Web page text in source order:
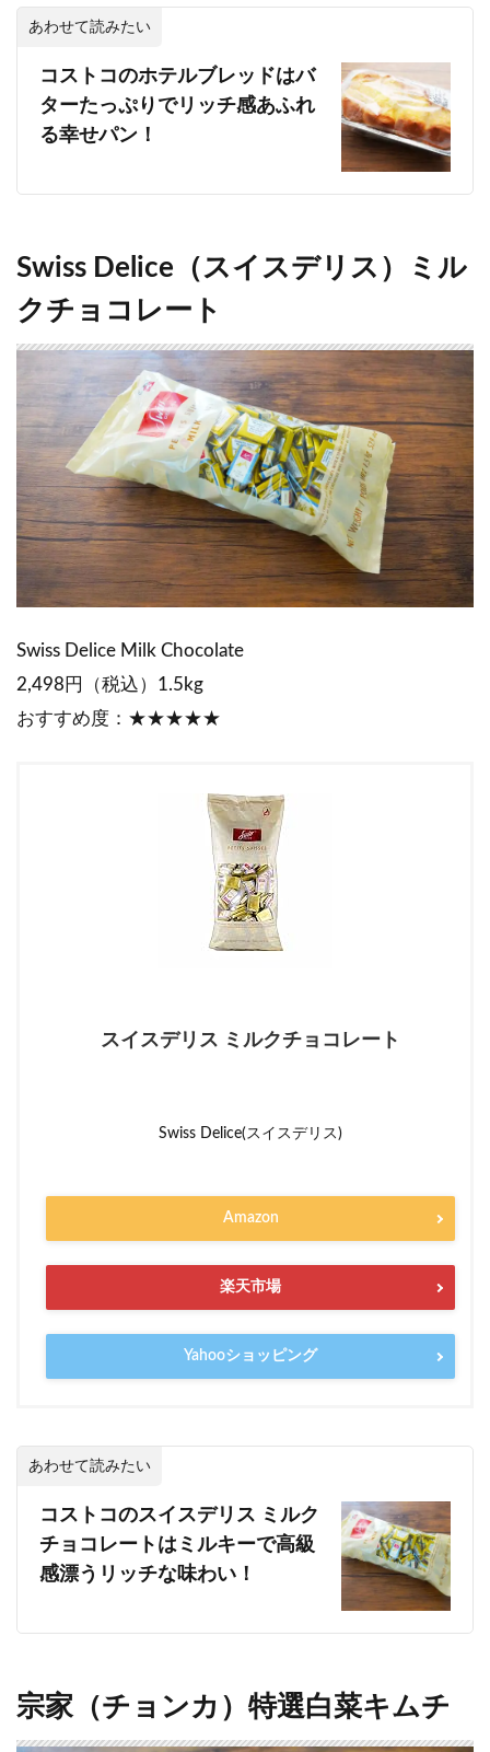
あわせて読みたい
コストコのホテルブレッドはバ
ターたっぷりでリッチ感あふれ
る幸せパン！
Swiss Delice（スイスデリス）ミル
クチョコレート
Swiss Delice Milk Chocolate
2,498円（税込）1.5kg
おすすめ度：★★★★★
スイスデリス ミルクチョコレート
Swiss Delice(スイスデリス)
Amazon
楽天市場
Yahooショッピング
あわせて読みたい
コストコのスイスデリス ミルク
チョコレートはミルキーで高級
感漂うリッチな味わい！
宗家（チョンカ）特選白菜キムチ